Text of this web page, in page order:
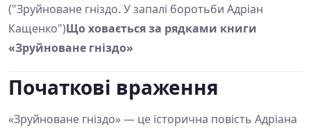
("Зруйноване гніздо. У запалі боротьби Адріан
Кащенко")Що ховається за рядками книги
«Зруйноване гніздо»
Початкові враження
«Зруйноване гніздо» — це історична повість Адріана